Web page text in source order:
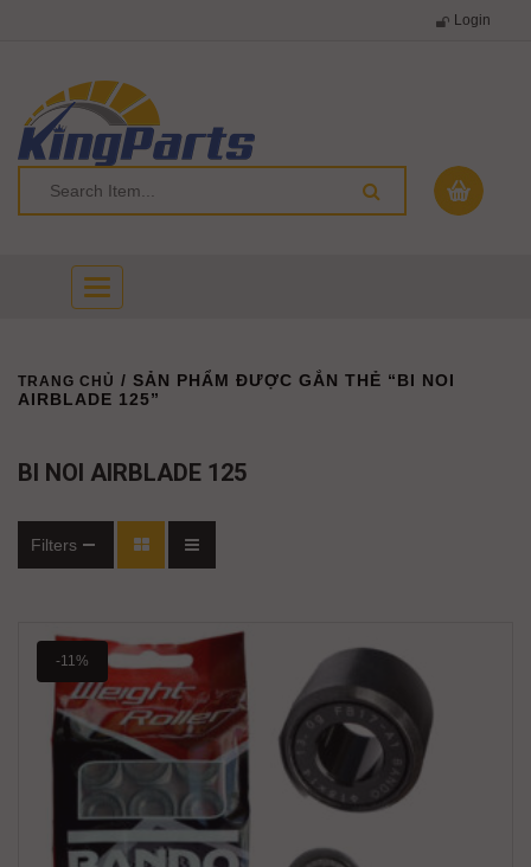
Login
Toggle
navigation
TRANG CHỦ / SẢN PHẨM ĐƯỢC GẮN THẺ “BI NOI
AIRBLADE 125”
BI NOI AIRBLADE 125
Filters
-11%